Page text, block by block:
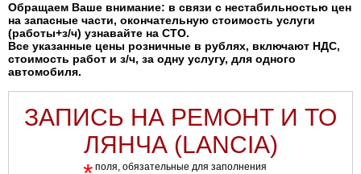
Обращаем Ваше внимание: в связи с нестабильностью цен
на запасные части, окончательную стоимость услуги
(работы+з/ч) узнавайте на СТО.
Все указанные цены розничные в рублях, включают НДС,
стоимость работ и з/ч, за одну услугу, для одного
автомобиля.
ЗАПИСЬ НА РЕМОНТ И ТО
ЛЯНЧА (LANCIA)
поля, обязательные для заполнения